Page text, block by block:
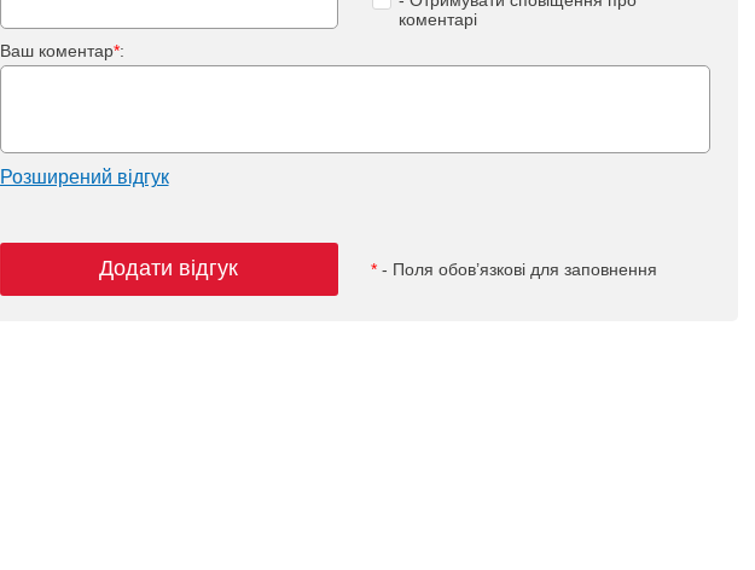
коментарі
Ваш коментар*:
Розширений відгук
Додати відгук *- Поля обов’язкові для заповнення